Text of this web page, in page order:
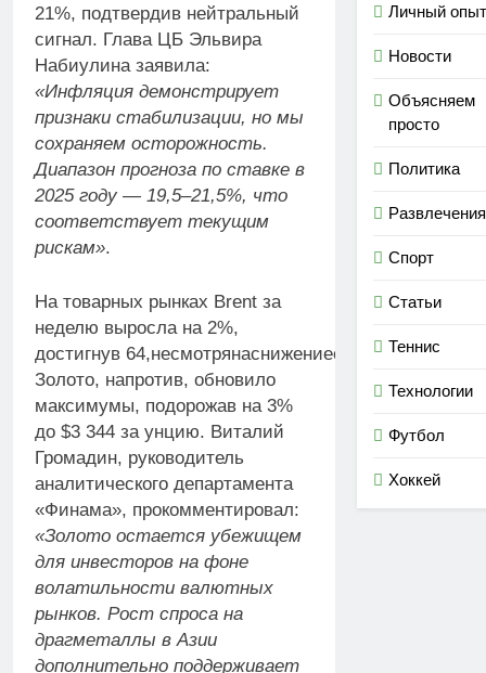
21%, подтвердив нейтральный
сигнал. Глава ЦБ Эльвира
Набиулина заявила:
«Инфляция демонстрирует
признаки стабилизации, но мы
сохраняем осторожность.
Диапазон прогноза по ставке в
2025 году — 19,5–21,5%, что
соответствует текущим
рискам».
На товарных рынках Brent за
неделю выросла на 2%,
достигнув
Золото, напротив, обновило
максимумы, подорожав на 3%
до $3 344 за унцию. Виталий
Громадин, руководитель
аналитического департамента
«Финама», прокомментировал:
«Золото остается убежищем
для инвесторов на фоне
волатильности валютных
рынков. Рост спроса на
драгметаллы в Азии
дополнительно поддерживает
Личный опыт
Новости
Объясняем
просто
Политика
Развлечения
Спорт
Статьи
Теннис
Технологии
Футбол
Хоккей